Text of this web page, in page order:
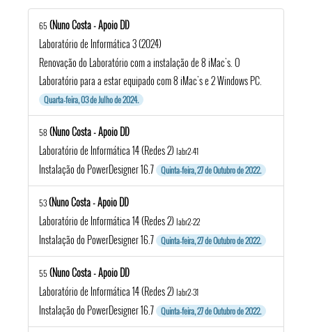
65(Nuno Costa - Apoio DI)
Laboratório de Informática 3 (2024)
Renovação do Laboratório com a instalação de 8 iMac's. O
Laboratório para a estar equipado com 8 iMac's e 2 Windows PC.
Quarta-feira, 03 de Julho de 2024.
58 (Nuno Costa - Apoio DI)
Laboratório de Informática 14 (Redes 2) labr2-41
Instalação do PowerDesigner 16.7 Quinta-feira, 27 de Outubro de 2022.
53(Nuno Costa - Apoio DI)
Laboratório de Informática 14 (Redes 2) labr2-22
Instalação do PowerDesigner 16.7 Quinta-feira, 27 de Outubro de 2022.
55(Nuno Costa - Apoio DI)
Laboratório de Informática 14 (Redes 2) labr2-31
Instalação do PowerDesigner 16.7 Quinta-feira, 27 de Outubro de 2022.